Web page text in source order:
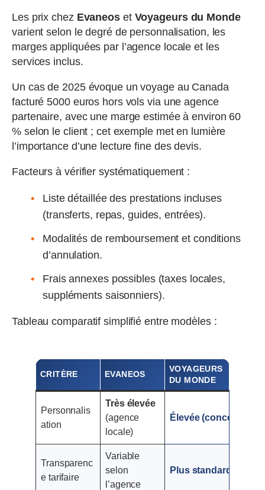
Les prix chez Evaneoset Voyageurs du Monde
varient selon le degré de personnalisation, les
marges appliquées par l’agence locale et les
services inclus.
Un cas de 2025 évoque un voyage au Canada
facturé 5000 euros hors vols via une agence
partenaire, avec une marge estimée à environ 60
% selon le client ; cet exemple met en lumière
l’importance d’une lecture fine des devis.
Facteurs à vérifier systématiquement :
Liste détaillée des prestations incluses
(transferts, repas, guides, entrées).
Modalités de remboursement et conditions
d’annulation.
Frais annexes possibles (taxes locales,
suppléments saisonniers).
Tableau comparatif simplifié entre modèles :
CRITÈRE EVANEOS
VOYAGEURS
DU MONDE
Personnalis
ation
Très élevée
(agence
locale)
Élevée(conception
Transparenc
e tarifaire
Variable
selon
l’agence
Plus standardisée